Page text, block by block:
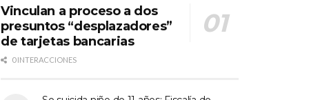
Vinculan a proceso a dos
presuntos “desplazadores”
de tarjetas bancarias
0 INTERACCIONES